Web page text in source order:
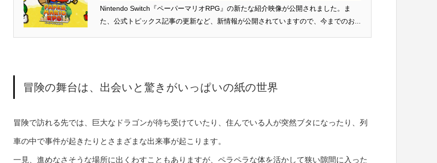
Nintendo Switch『ペーパーマリオRPG』の新たな紹介映像が公開されました。ま
た、公式トピックス記事の更新など、新情報が公開されていますので、今までのお...
冒険の舞台は、出会いと驚きがいっぱいの紙の世界
冒険で訪れる先では、巨大なドラゴンが待ち受けていたり、住んでいる人が突然ブタになったり、列
車の中で事件が起きたりとさまざまな出来事が起こります。
一見、進めなさそうな場所に出くわすこともありますが、ペラペラな体を活かして狭い隙間に入った